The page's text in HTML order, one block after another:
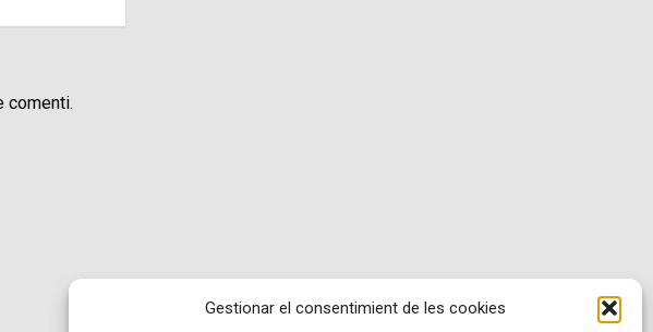
Gestionar el consentimient de les cookies
comenti.